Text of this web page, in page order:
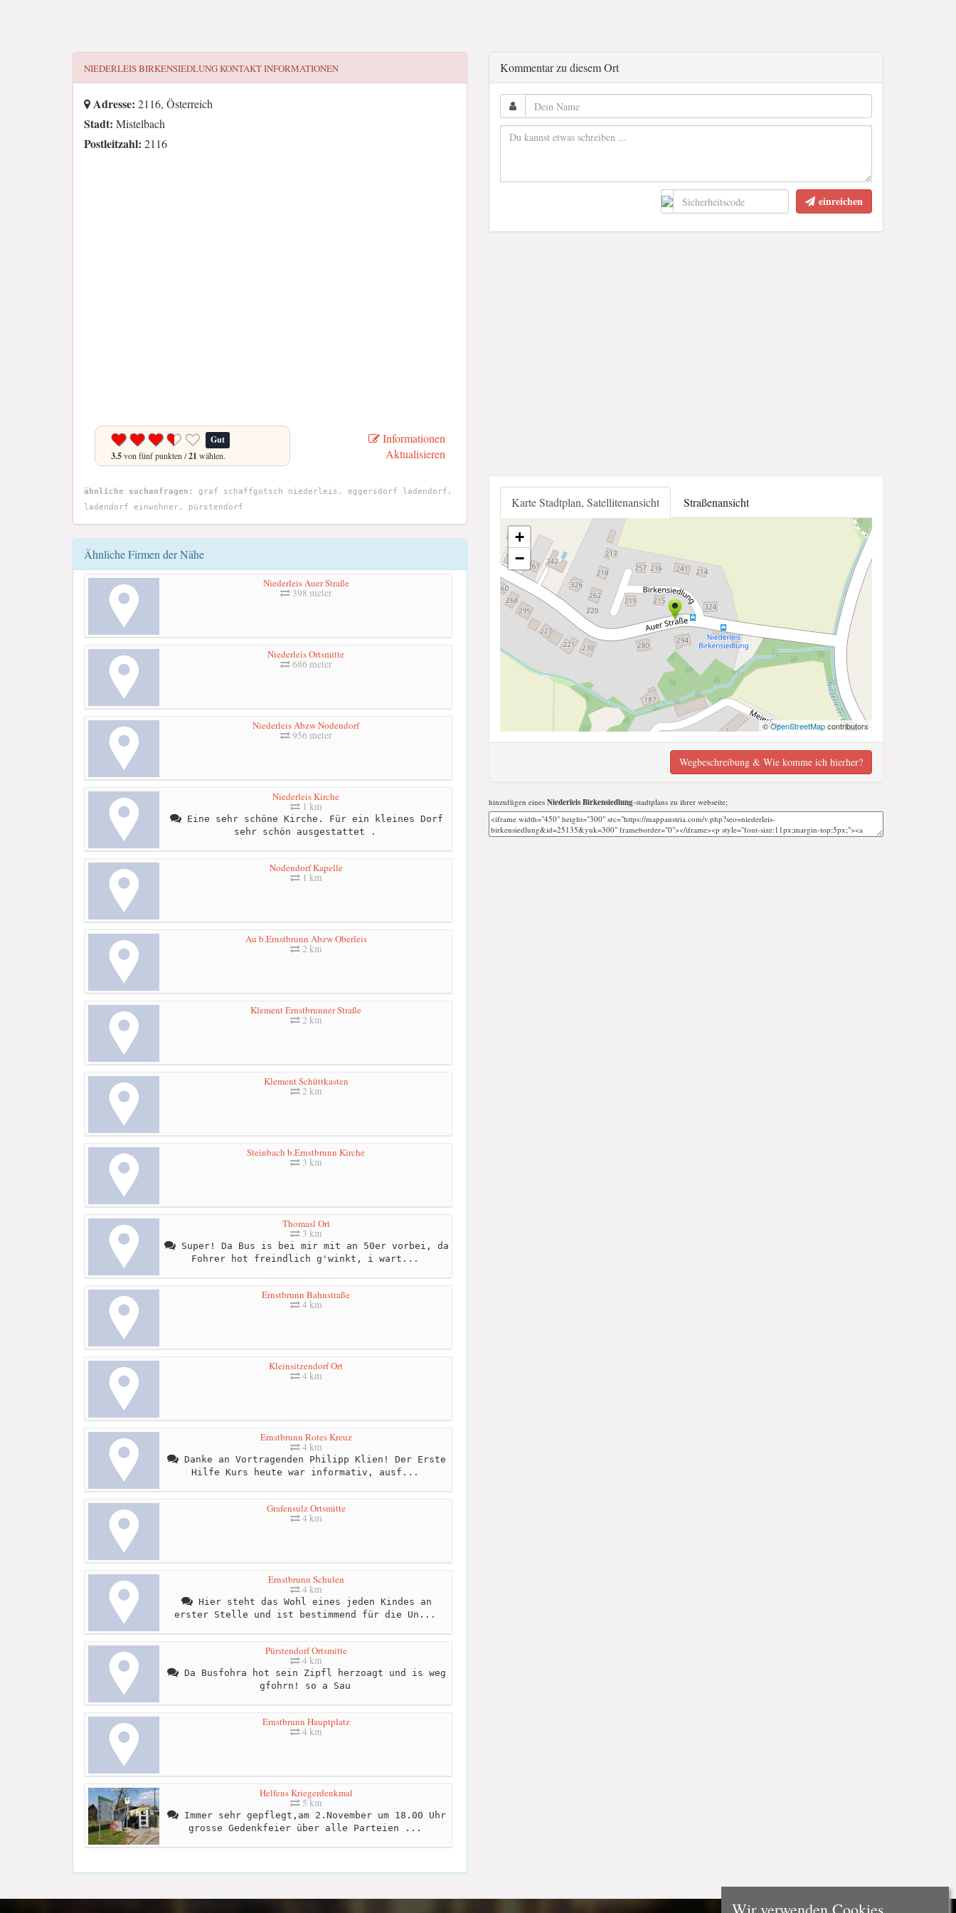
NIEDERLEIS BIRKENSIEDLUNGKONTAKT INFORMATIONEN
Adresse: 2116, Österreich
Stadt: Mistelbach
Postleitzahl: 2116
Gut
3.5von fünf punkten /21 wählen.
Informationen
Aktualisieren
ähnliche suchanfragen:
graf schaffgotsch niederleis, eggersdorf ladendorf,
ladendorf einwohner, pürstendorf
Ähnliche Firmen der Nähe
Niederleis Auer Straße
398 meter
Niederleis Ortsmitte
686 meter
Niederleis Abzw Nodendorf
956 meter
Niederleis Kirche
1 km
Eine sehr schöne Kirche. Für ein kleines Dorf
sehr schön ausgestattet .
Nodendorf Kapelle
1 km
Au b.Ernstbrunn Abzw Oberleis
2 km
Klement Ernstbrunner Straße
2 km
Klement Schüttkasten
2 km
Steinbach b.Ernstbrunn Kirche
3 km
Thomasl Ort
3 km
Super! Da Bus is bei mir mit an 50er vorbei, da
Fohrer hot freindlich g'winkt, i wart...
Ernstbrunn Bahnstraße
4 km
Kleinsitzendorf Ort
4 km
Ernstbrunn Rotes Kreuz
4 km
Danke an Vortragenden Philipp Klien! Der Erste
Hilfe Kurs heute war informativ, ausf...
Grafensulz Ortsmitte
4 km
Ernstbrunn Schulen
4 km
Hier steht das Wohl eines jeden Kindes an
erster Stelle und ist bestimmend für die Un...
Pürstendorf Ortsmitte
4 km
Da Busfohra hot sein Zipfl herzoagt und is weg
gfohrn! so a Sau
Ernstbrunn Hauptplatz
4 km
Helfens Kriegerdenkmal
5 km
Immer sehr gepflegt,am 2.November um 18.00 Uhr
grosse Gedenkfeier über alle Parteien ...
Kommentar zu diesem Ort
einreichen
Karte Stadtplan, Satellitenansicht Straßenansicht
+
−
©OpenStreetMapcontributors
Wegbeschreibung & Wie komme ich hierher?
hinzufügen eines Niederleis Birkensiedlung-stadtplans zu ihrer webseite;